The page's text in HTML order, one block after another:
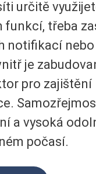
určitě
funkcí, třeba
notifikací
je
pro zajištění
a vysoká
počasí.